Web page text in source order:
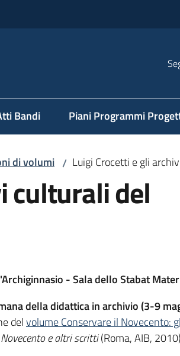
Bandi Piani Programmi
di volumi / Luigi Crocetti e gli
culturali del
- Sala dello Stabat Mater
della didattica in archivio(3-9
delvolume Conservare il Novecento:
e altri scritti(Roma, AIB,